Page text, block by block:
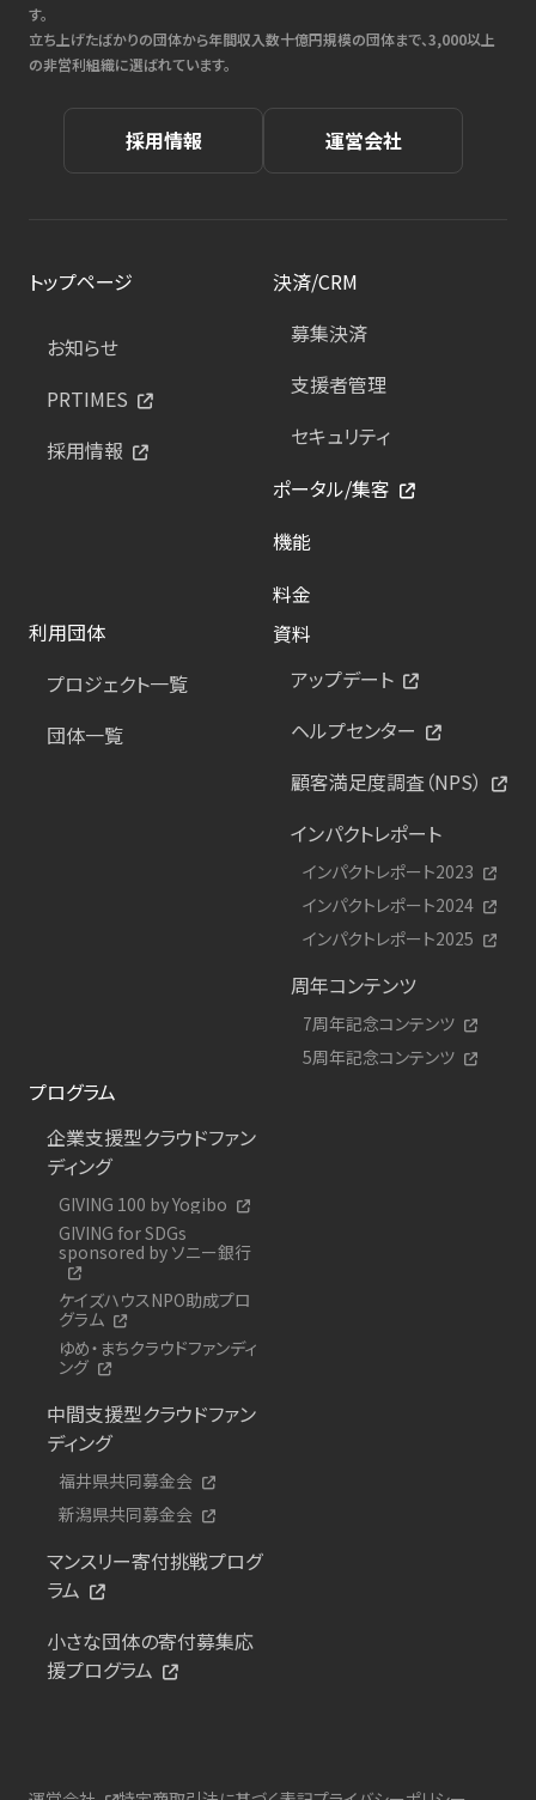
す。
立ち上げたばかりの団体から年間収入数十億円規模の団体まで、3,000以上
の非営利組織に選ばれています。
採用情報 運営会社
トップページ
お知らせ
PRTIMES
採用情報
決済/CRM
募集決済
支援者管理
セキュリティ
ポータル/集客
機能
料金
利用団体
プロジェクト一覧
団体一覧
資料
アップデート
ヘルプセンター
顧客満足度調査（NPS）
インパクトレポート
インパクトレポート2023
インパクトレポート2024
インパクトレポート2025
周年コンテンツ
7周年記念コンテンツ
5周年記念コンテンツ
プログラム
企業支援型クラウドファン
ディング
GIVING 100 by Yogibo
GIVING for SDGs
sponsored by ソニー銀行
ケイズハウスNPO助成プロ
グラム
ゆめ・まちクラウドファンディ
ング
中間支援型クラウドファン
ディング
福井県共同募金会
新潟県共同募金会
マンスリー寄付挑戦プログ
ラム
小さな団体の寄付募集応
援プログラム